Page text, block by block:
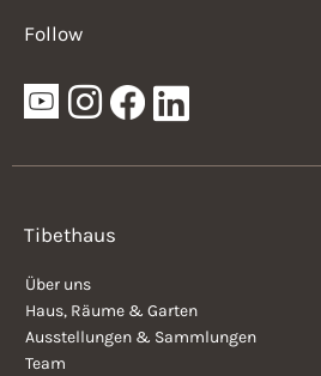
Follow
Tibethaus
Über uns
Haus, Räume & Garten
Ausstellungen & Sammlungen
Team